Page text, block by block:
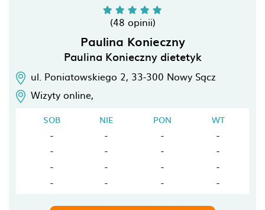
(48 opinii)
Paulina Konieczny
Paulina Konieczny dietetyk
ul. Poniatowskiego 2, 33-300 Nowy Sącz
Wizyty online,
SOB NIE PON
WT
-
- -
-
-
- -
-
-
- -
-
-
- - -